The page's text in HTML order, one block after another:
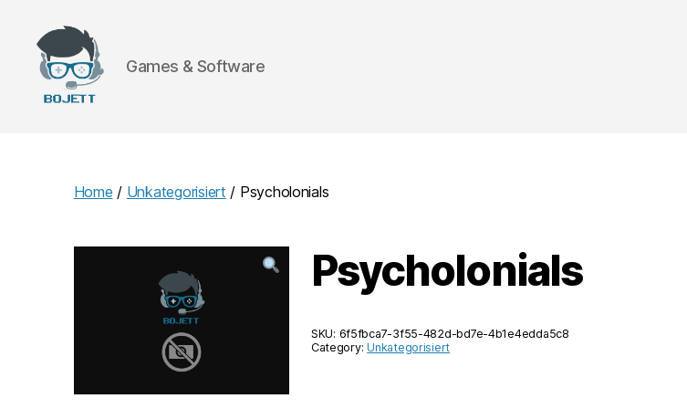
Games & Software
Home / Unkategorisiert / Psycholonials
Psycholonials
SKU: 6f5fbca7-3f55-482d-bd7e-4b1e4edda5c8
Category:Unkategorisiert